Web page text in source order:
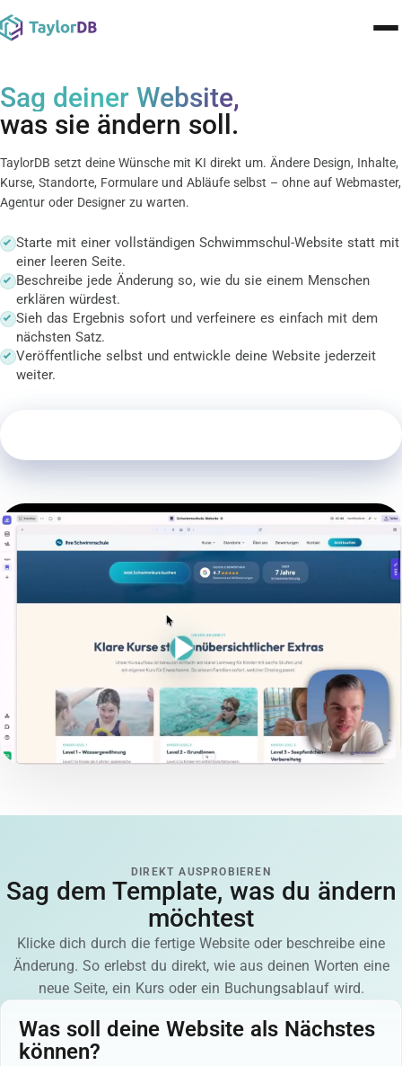
Pricing
Contact
Templates
Learn
Blog
🇬🇧English
Sag deiner Website,
was sie ändern soll.
TaylorDB setzt deine Wünsche mit KI direkt um. Ändere Design, Inhalte,
Kurse, Standorte, Formulare und Abläufe selbst – ohne auf Webmaster,
Agentur oder Designer zu warten.
Starte mit einer vollständigen Schwimmschul-Website statt mit
einer leeren Seite.
Beschreibe jede Änderung so, wie du sie einem Menschen
erklären würdest.
Sieh das Ergebnis sofort und verfeinere es einfach mit dem
nächsten Satz.
Veröffentliche selbst und entwickle deine Website jederzeit
weiter.
DIREKT AUSPROBIEREN
Sag dem Template, was du ändern
möchtest
Klicke dich durch die fertige Website oder beschreibe eine
Änderung. So erlebst du direkt, wie aus deinen Worten eine
neue Seite, ein Kurs oder ein Buchungsablauf wird.
Was soll deine Website als Nächstes
können?